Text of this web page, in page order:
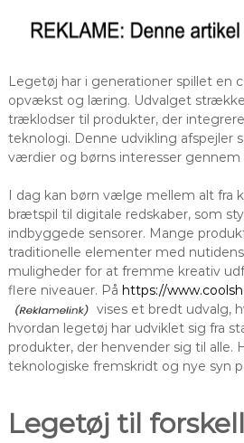
Legetøj har i generationer spillet en
opvækst og læring. Udvalget
træklodser til produkter, der
teknologi. Denne udvikling afspejler
værdier og børns interesser gennem
I dag kan børn vælge mellem alt fra
brætspil til digitale redskaber, som
indbyggede sensorer. Mange
traditionelle elementer med
muligheder for at fremme kreativ
flere niveauer. På https://
vises et bredt udvalg,
hvordan legetøj har udviklet sig fra
produkter, der henvender sig til alle.
teknologiske fremskridt og nye syn
Legetøj til